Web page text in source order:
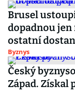
Brusel
dopadnou jen
ostatní
Byznys
Český
Západ. Získal